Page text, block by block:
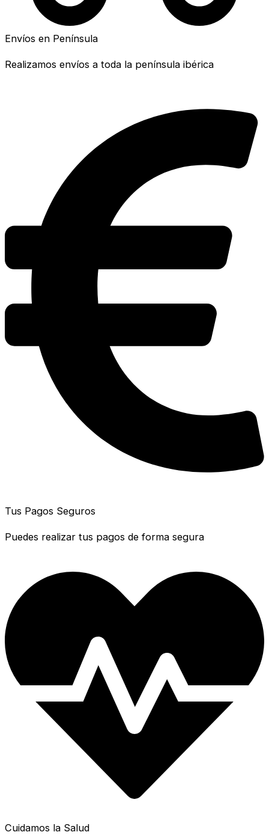
Envíos en Península
Realizamos envíos a toda la península ibérica
Tus Pagos Seguros
Puedes realizar tus pagos de forma segura
Cuidamos la Salud